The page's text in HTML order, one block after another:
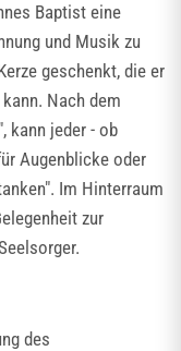
Baptist eine
und Musik zu
geschenkt, die er
Nach dem
kann jeder - ob
Augenblicke oder
Im Hinterraum
zur
des